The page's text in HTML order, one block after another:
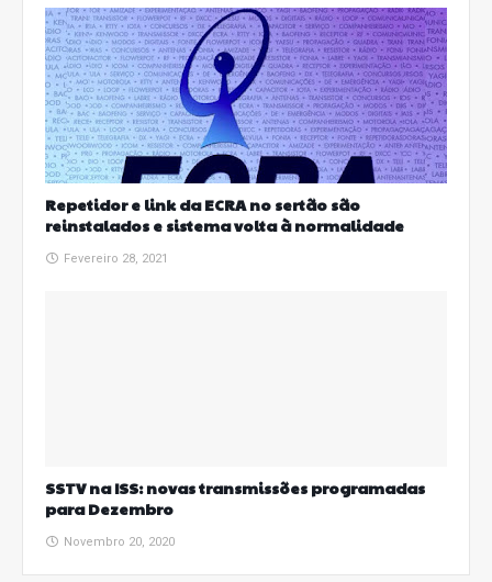
Repetidor e link da ECRA no sertão são
reinstalados e sistema volta à normalidade
Fevereiro 28, 2021
SSTV na ISS: novas transmissões programadas
para Dezembro
Novembro 20, 2020